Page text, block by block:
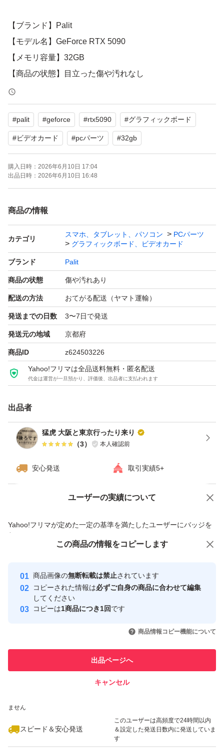
【ブランド】Palit
【モデル名】GeForce RTX 5090
【メモリ容量】32GB
【商品の状態】目立った傷や汚れなし
【カラー】ブラック系（ファン部分にオレンジのアクセン
トあり）
よろしくお願いいたします。
#palit #geforce #rtx5090 #グラフィックボード
#ビデオカード #pcパーツ #32gb
購入日時： 2026年6月10日 17:04
出品日時： 2026年6月10日 16:48
商品の情報
カテゴリ
スマホ、タブレット、パソコン
PCパーツ
グラフィックボード、ビデオカード
ブランド Palit
商品の状態 傷や汚れあり
配送の方法 おてがる配送（ヤマト運輸）
発送までの日数 3〜7日で発送
発送元の地域 京都府
商品ID z624503226
Yahoo!フリマは全品送料無料・匿名配送
代金は運営が一旦預かり、評価後、出品者に支払われます
出品者
猛虎 大阪と東京行ったり来り
（3） 本人確認前
安心発送 取引実績5+
ユーザーの実績について
Yahoo!フリマが定めた一定の基準を満たしたユーザーにバッジを
付与しています
安心取引出品者
心・安全なユーザーです
取引実績
引を完了させた実績があります
での取引実績があります
ません
スピード＆安心発送
このユーザーは高頻度で24時間以内
＆設定した発送日数内に発送していま
す
価格の相談 商品への質問
この商品の情報をコピーします
商品画像の無断転載は禁止されています
コピーされた情報は必ずご自身の商品に合わせて編集
してください
コピーは1商品につき1回です
商品情報コピー機能について
出品ページへ
キャンセル
この商品をみている人にオススメ